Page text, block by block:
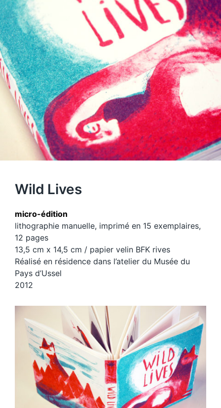
Wild Lives
micro-édition
lithographie manuelle, imprimé en 15 exemplaires,
12 pages
13,5 cm x 14,5 cm / papier velin BFK rives
Réalisé en résidence dans l’atelier du Musée du
Pays d’Ussel
2012